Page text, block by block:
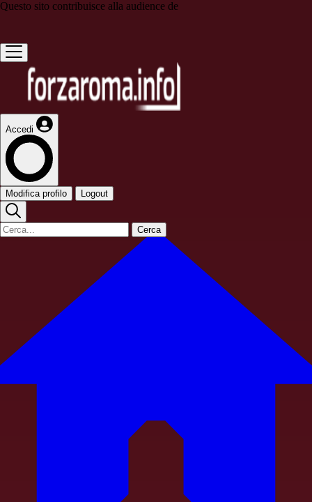
Questo sito contribuisce alla audience de
Accedi
Modifica profilo Logout
Cerca